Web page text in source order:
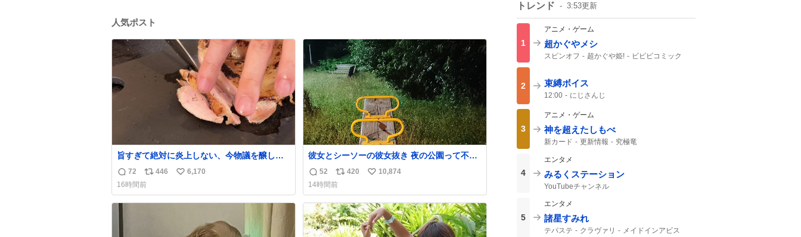
人気ポスト
旨すぎて絶対に炎上しない、今物議を醸して
いる 【鶏のたたき】 を家で作る方法を教えま
す 鶏もも肉に特別な処理をして大葉やみょう
がなどの薬味と一緒にいただきます 夏に食う
とたまりません この調理法、絶対覚えた方が
いいです youtu.be/s0jWxvy14_4
返
信
数
72
リ
ポ
ス
446
い
ね
6,170
16時間前
彼女とシーソーの彼女抜き 夜の公園って不審
者が現れそうで怖いんだよな
返
信
数
52
リ
ポ
ス
ト
数
420
い
ね
数
10,874
14時間前
トレンド 3:53更新
1
アニメ・ゲーム
超かぐやメシ
スピンオフ 超かぐや姫!
ビビビコミック
2 束縛ボイス
12:00 にじさんじ
3
アニメ・ゲーム
神を超えたしもべ
新カード 更新情報 究極竜
4
エンタメ
みるくステーション
YouTubeチャンネル
5
エンタメ
諸星すみれ
テパステ クラヴァリ
メイドインアビス